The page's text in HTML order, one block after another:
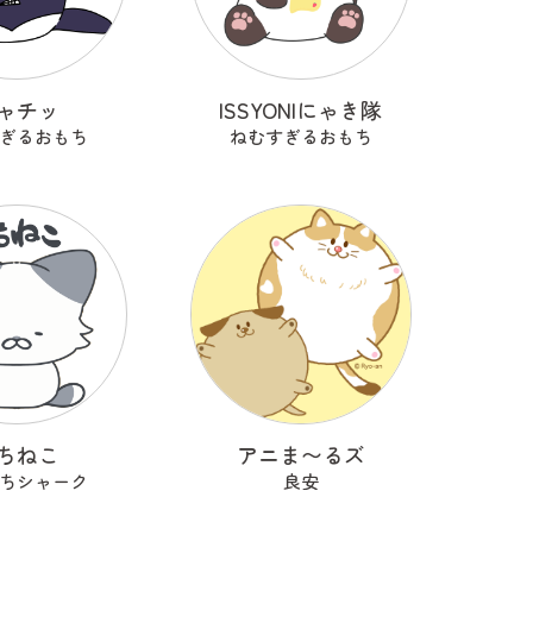
チッ
るおもち
ISSYONIにゃき隊
ねむすぎるおもち
ねこ
シャーク
アニま〜るズ
良安